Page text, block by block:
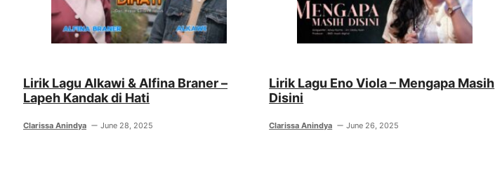
Lirik Lagu Alkawi & Alfina Braner –
Lapeh Kandak di Hati
Clarissa Anindya June 28, 2025
Lirik Lagu Eno Viola – Mengapa Masih
Disini
Clarissa Anindya June 26, 2025